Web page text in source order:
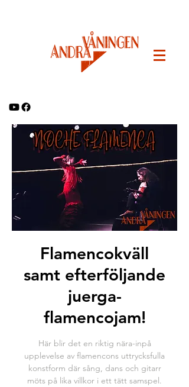
Flamencokväll
samt efterföljande
juerga-
flamencojam!
Här blir det en riktig nära-inpå
upplevelse av flamencons uttrycksfulla
konstform där sång, dans och gitarr
möts på lika villkor i ett tätt samspel.